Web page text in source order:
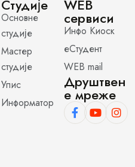
Студије
Основне
студије
Мастер
студије
Упис
Информатор
WEB
сервиси
Инфо Киоск
еСтудент
WEB mail
Друштвен
е мреже